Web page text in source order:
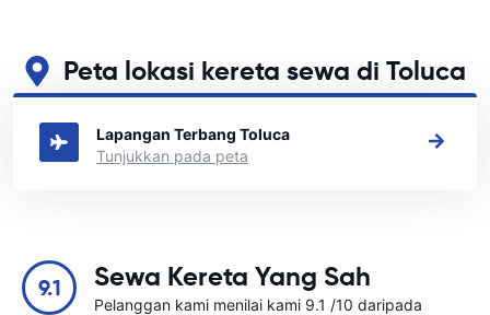
Peta lokasi kereta sewa di Toluca
Lihat lokasi sewa kereta utama kami di Toluca
Lapangan Terbang Toluca
Tunjukkan pada peta
9.1 Sewa Kereta Yang Sah
Pelanggan kami menilai kami 9.1 /10 daripada